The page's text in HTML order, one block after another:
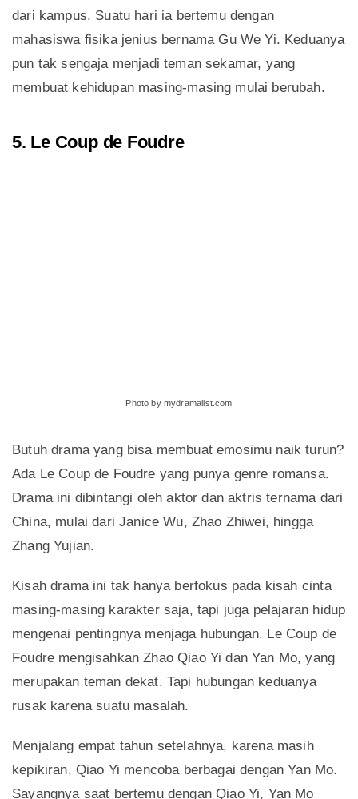
dari kampus. Suatu hari ia bertemu dengan
mahasiswa fisika jenius bernama Gu We Yi. Keduanya
pun tak sengaja menjadi teman sekamar, yang
membuat kehidupan masing-masing mulai berubah.
5. Le Coup de Foudre
Photo by mydramalist.com
Butuh drama yang bisa membuat emosimu naik turun?
Ada Le Coup de Foudre yang punya genre romansa.
Drama ini dibintangi oleh aktor dan aktris ternama dari
China, mulai dari Janice Wu, Zhao Zhiwei, hingga
Zhang Yujian.
Kisah drama ini tak hanya berfokus pada kisah cinta
masing-masing karakter saja, tapi juga pelajaran hidup
mengenai pentingnya menjaga hubungan. Le Coup de
Foudre mengisahkan Zhao Qiao Yi dan Yan Mo, yang
merupakan teman dekat. Tapi hubungan keduanya
rusak karena suatu masalah.
Menjalang empat tahun setelahnya, karena masih
kepikiran, Qiao Yi mencoba berbagai dengan Yan Mo.
Sayangnya saat bertemu dengan Qiao Yi, Yan Mo